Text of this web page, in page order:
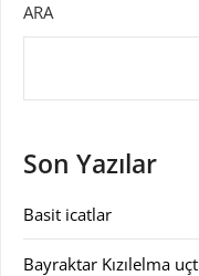
ARA
Son Yazılar
Basit icatlar
Bayraktar Kızılelma